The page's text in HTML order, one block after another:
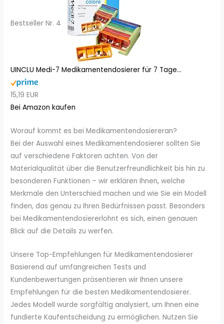
Bestseller Nr. 4
UINCLU Medi-7 Medikamentendosierer für 7 Tage...
15,19 EUR
Bei Amazon kaufen
Worauf kommt es bei Medikamentendosiereran?
Bei der Auswahl eines Medikamentendosierer sollten Sie
auf verschiedene Faktoren achten. Von der
Materialqualität über die Benutzerfreundlichkeit bis hin zu
besonderen Funktionen – wir erklären Ihnen, welche
Merkmale den Unterschied machen und wie Sie ein Modell
finden, das genau zu Ihren Bedürfnissen passt. Besonders
bei Medikamentendosiererlohnt es sich, einen genauen
Blick auf die Details zu werfen.
Unsere Top-Empfehlungen für Medikamentendosierer
Basierend auf umfangreichen Tests und
Kundenbewertungen präsentieren wir Ihnen unsere
Empfehlungen für die besten Medikamentendosierer.
Jedes Modell wurde sorgfältig analysiert, um Ihnen eine
fundierte Kaufentscheidung zu ermöglichen. Nutzen Sie